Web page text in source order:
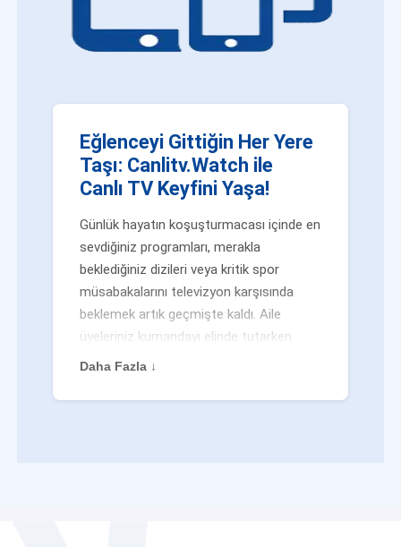
Eğlenceyi Gittiğin Her Yere
Taşı: Canlitv.Watch ile
Canlı TV Keyfini Yaşa!
Günlük hayatın koşuşturmacası içinde en
sevdiğiniz programları, merakla
beklediğiniz dizileri veya kritik spor
müsabakalarını televizyon karşısında
beklemek artık geçmişte kaldı. Aile
üyeleriniz kumandayı elinde tutarken
veya siz evden uzaktayken bile
değilsiniz. Geleneksel yayıncılığın
Daha Fazla ↓